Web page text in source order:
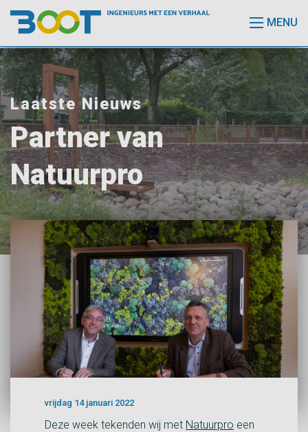
MENU
Laatste Nieuws
Partner van
Natuurpro
vrijdag 14 januari 2022
Deze week tekenden wij met Natuurpro een